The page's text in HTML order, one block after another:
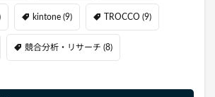
kintone (9) TROCCO (9)
競合分析・リサーチ (8)